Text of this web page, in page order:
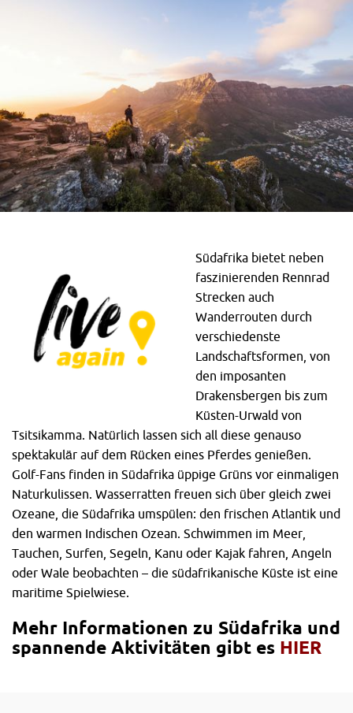
Südafrika bietet neben
faszinierenden Rennrad
Strecken auch
Wanderrouten durch
verschiedenste
Landschaftsformen, von
den imposanten
Drakensbergen bis zum
Küsten-Urwald von
Tsitsikamma. Natürlich lassen sich all diese genauso
spektakulär auf dem Rücken eines Pferdes genießen.
Golf-Fans finden in Südafrika üppige Grüns vor einmaligen
Naturkulissen. Wasserratten freuen sich über gleich zwei
Ozeane, die Südafrika umspülen: den frischen Atlantik und
den warmen Indischen Ozean. Schwimmen im Meer,
Tauchen, Surfen, Segeln, Kanu oder Kajak fahren, Angeln
oder Wale beobachten – die südafrikanische Küste ist eine
maritime Spielwiese.
Mehr Informationen zu Südafrika und
spannende Aktivitäten gibt es HIER